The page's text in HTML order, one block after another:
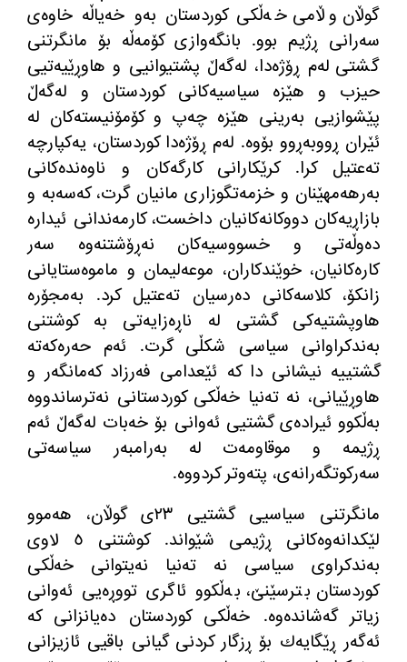
گوڵان وڵامی خهڵكی كوردستان بهو خهیاڵه خاوهی
سهرانی ڕژیم بوو. بانگهوازی كۆمهڵه بۆ مانگرتنی
گشتی لهم ڕۆژهدا، لهگهڵ پشتیوانیی و هاوڕێیهتیی
حیزب و هێزه سیاسیهكانی كوردستان و لهگهڵ
پێشوازیی بهرینی هێزه چهپ و كۆمۆنیستهكان له
ئێران ڕووبهڕوو بۆوه‌. لهم ڕۆژهدا كوردستان، یهكپارچه
تهعتیل كرا.كرێكارانی كارگهكان و ناوهندهكانی
بهرههمهێنان و خزمهتگوزاری مانیان گرت، كهسهبه و
بازاڕیهكان دووكانهكانیان داخست، كارمهندانی ئیداره
دهوڵهتی و خسووسیهكان نهڕۆشتنهوه سهر
كارهكانیان، خوێندكاران، موعهلیمان و ماموهستایانی
زانكۆ، كلاسهكانی دهرسیان تهعتیل كرد. بهمجۆره
هاوپشتیهكی گشتی له ناڕهزایهتی به ‌كوشتنی
بهندكراوانی سیاسی شكڵی گرت. ئهم حهرهكهته
گشتییه نیشانی دا كه ئێعدامی فهرزاد كهمانگهر و
هاوڕێیانی، نه ‌تهنیا خهڵكی كوردستانی نهترساندووه
بهڵكوو ئیرادهی گشتیی ئهوانی بۆ خهبات لهگهڵ ئهم
ڕژیمه
و موقاومهت له بهرامبهر سیاسهتی
سهركوتگهرانهی، پتهوتر كردووه‌.
مانگرتنی سیاسیی گشتیی ٢٣ی گوڵان، هه
موو
لێكدانهوهكانی ڕژیمی شێواند.
كوشتنی ٥ لاوی
بهندكراوی سیاسی نه تهنیا نهیتوانی خهڵكی
كوردستان بترسێنێ، بهڵكوو ئاگری تووڕهیی ئهوانی
زیاتر گهشاندهوه‌. خهڵكی كوردستان دهیانزانی كه
ئهگهر ڕێگایهك بۆ ڕزگار كردنی گیانی باقیی ئازیزانی